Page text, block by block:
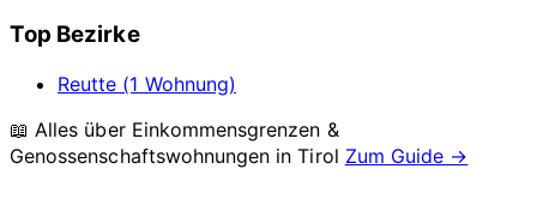
Top Bezirke
Reutte (1 Wohnung)
📖 Alles über Einkommensgrenzen &
Genossenschaftswohnungen inTirol Zum Guide →